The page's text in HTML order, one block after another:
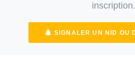
inscription.
SIGNALER UN NID OU